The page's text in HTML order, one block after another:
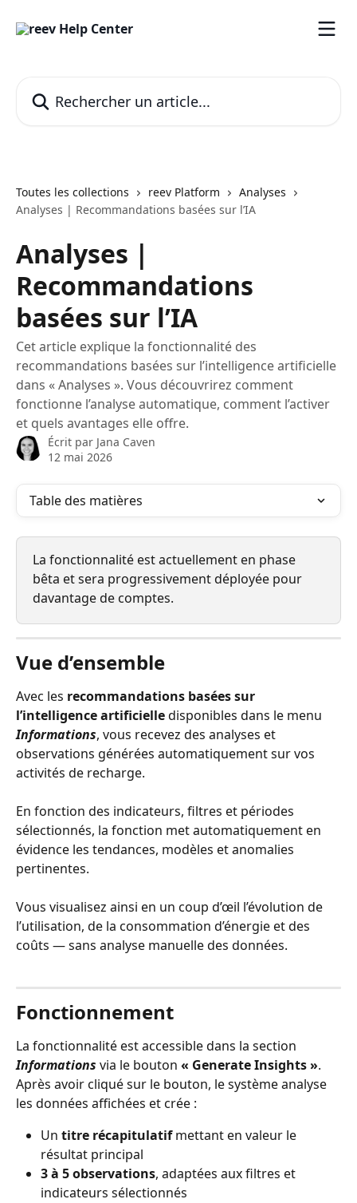
Toutes les collections reev Platform
Analyses
Analyses | Recommandations basées sur l’IA
Analyses |
Recommandations
basées sur l’IA
Cet article explique la fonctionnalité des
recommandations basées sur l’intelligence artificielle
dans « Analyses ». Vous découvrirez comment
fonctionne l’analyse automatique, comment l’activer
et quels avantages elle offre.
Écrit par Jana Caven
12 mai 2026
Table des matières
La fonctionnalité est actuellement en phase
bêta et sera progressivement déployée pour
davantage de comptes.
Vue d’ensemble
Avec les recommandations basées sur
l’intelligence artificielle disponibles dans le menu
Informations, vous recevez des analyses et
observations générées automatiquement sur vos
activités de recharge.
En fonction des indicateurs, filtres et périodes
sélectionnés, la fonction met automatiquement en
évidence les tendances, modèles et anomalies
pertinentes.
Vous visualisez ainsi en un coup d’œil l’évolution de
l’utilisation, de la consommation d’énergie et des
coûts — sans analyse manuelle des données.
Fonctionnement
La fonctionnalité est accessible dans la section
Informations via le bouton « Generate Insights ».
Après avoir cliqué sur le bouton, le système analyse
les données affichées et crée :
Un titre récapitulatif mettant en valeur le
résultat principal
3 à 5 observations, adaptées aux filtres et
indicateurs sélectionnés